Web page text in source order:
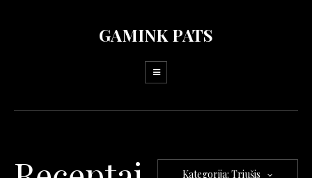
GAMINK PATS
Kategorija: Triušis